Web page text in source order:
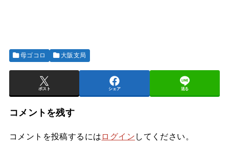
母ゴコロ 大阪支局
ポスト シェア 送る
コメントを残す
コメントを投稿するには ログイン してください。